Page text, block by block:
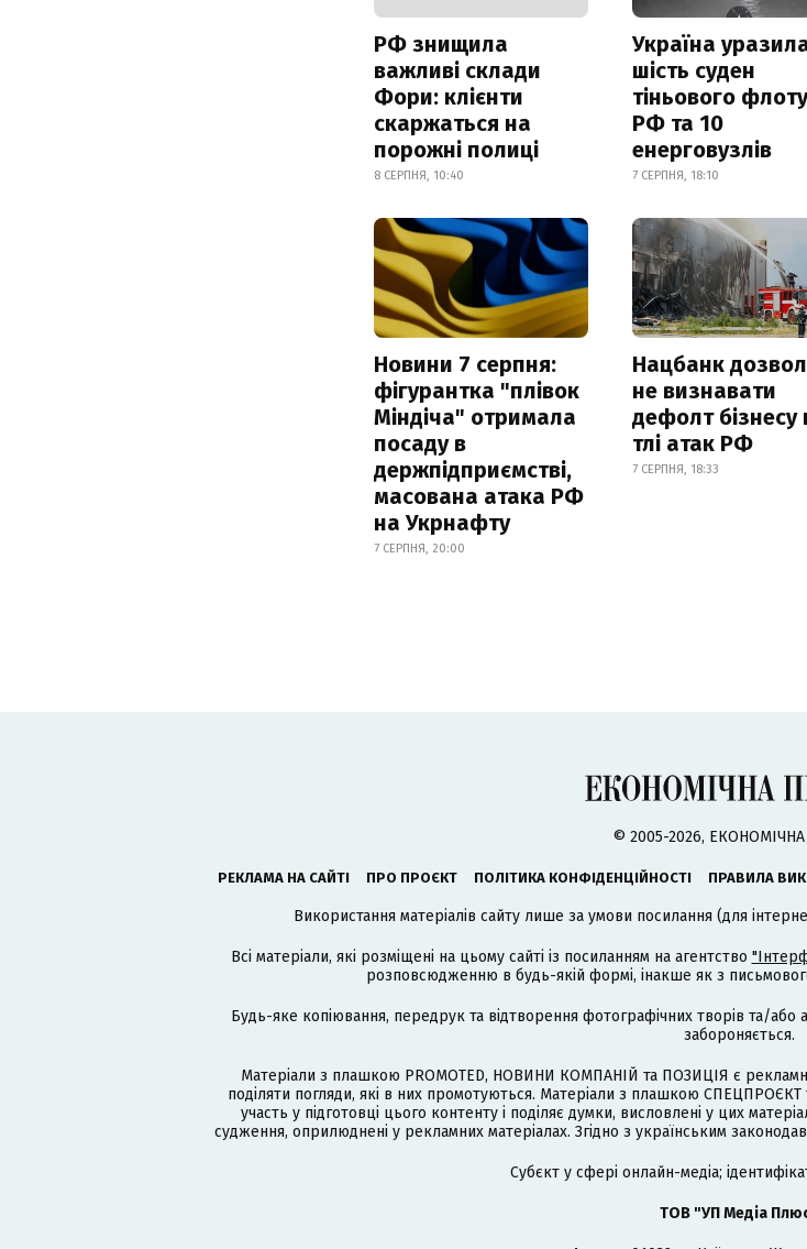
РФ знищила
важливі склади
Фори: клієнти
скаржаться на
порожні полиці
8 СЕРПНЯ, 10:40
Україна
шість суден
тіньового флоту
РФ та 10
енерговузлів
7 СЕРПНЯ, 18:10
Новини 7 серпня:
фігурантка "плівок
Міндіча" отримала
посаду в
держпідприємстві,
масована атака РФ
на Укрнафту
7 СЕРПНЯ, 20:00
Нацбанк
не визнавати
дефолт бізнесу
тлі атак РФ
7 СЕРПНЯ, 18:33
© 2005-2026,
РЕКЛАМА НА САЙТІ ПРО ПРОЄКТ ПОЛІТИКА КОНФІДЕНЦІЙНОСТІ ПРАВИЛА
Використання матеріалів сайту лише за умови посилання (для
Всі матеріали, які розміщені на цьому сайті із посиланням на агентство
розповсюдженню в будь-якій формі, інакше як з
Будь-яке копіювання, передрук та відтворення фотографічних творів та/або
забороняється.
Матеріали з плашкою PROMOTED, НОВИНИ КОМПАНІЙ та ПОЗИЦІЯ є
поділяти погляди, які в них промотуються. Матеріали з плашкою
участь у підготовці цього контенту і поділяє думки, висловлені у цих
судження, оприлюднені у рекламних матеріалах. Згідно з українським
Cубєкт у сфері онлайн-медіа;
ТОВ "УП Медіа